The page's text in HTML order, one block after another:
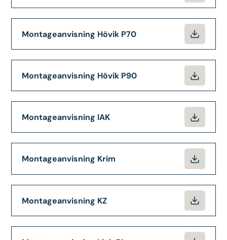
Montageanvisning Hövik P70
Montageanvisning Hövik P90
Montageanvisning IAK
Montageanvisning Krim
Montageanvisning KZ